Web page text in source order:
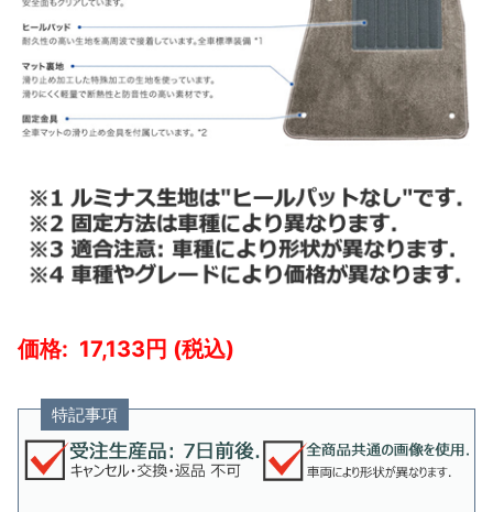
17,133
特記事項